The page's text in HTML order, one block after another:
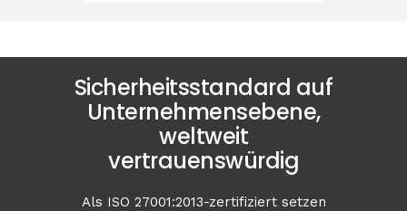
Sicherheitsstandard auf
Unternehmensebene,
weltweit
vertrauenswürdig
Als ISO 27001:2013-zertifiziert setzen